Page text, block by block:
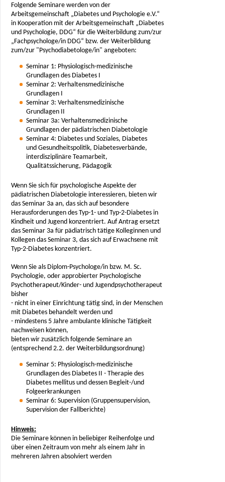
Folgende Seminare werden von der
Arbeitsgemeinschaft „Diabetes und Psychologie e.V.“
in Kooperation mit der Arbeitsgemeinschaft „Diabetes
und Psychologie, DDG“ für die Weiterbildung zum/zur
„Fachpsychologe/in DDG“ bzw. der Weiterbildung
zum/zur "Psychodiabetologe/in" angeboten:
Seminar 1: Physiologisch-medizinische
Grundlagen des Diabetes I
Seminar 2: Verhaltensmedizinische
Grundlagen I
Seminar 3: Verhaltensmedizinische
Grundlagen II
Seminar 3a: Verhaltensmedizinische
Grundlagen der pädiatrischen Diabetologie
Seminar 4: Diabetes und Soziales, Diabetes
und Gesundheitspolitik, Diabetesverbände,
interdisziplinäre Teamarbeit,
Qualitätssicherung, Pädagogik
Wenn Sie sich für psychologische Aspekte der
pädiatrischen Diabetologie interessieren, bieten wir
das Seminar 3a an, das sich auf besondere
Herausforderungen des Typ-1- und Typ-2-Diabetes in
Kindheit und Jugend konzentriert. Auf Antrag ersetzt
das Seminar 3a für pädiatrisch tätige Kolleginnen und
Kollegen das Seminar 3, das sich auf Erwachsene mit
Typ-2-Diabetes konzentriert.
Wenn Sie als Diplom-Psychologe/in bzw. M. Sc.
Psychologie, oder approbierter Psychologische
Psychotherapeut/Kinder- und Jugendpsychotherapeut
bisher
- nicht in einer Einrichtung tätig sind, in der Menschen
mit Diabetes behandelt werden und
- mindestens 5 Jahre ambulante klinische Tätigkeit
nachweisen können,
bieten wir zusätzlich folgende Seminare an
(entsprechend 2.2. der Weiterbildungsordnung)
Seminar 5: Physiologisch-medizinische
Grundlagen des Diabetes II - Therapie des
Diabetes mellitus und dessen Begleit-/und
Folgeerkrankungen
Seminar 6: Supervision (Gruppensupervision,
Supervision der Fallberichte)
Hinweis:
Die Seminare können in beliebiger Reihenfolge und
über einen Zeitraum von mehr als einem Jahr in
mehreren Jahren absolviert werden